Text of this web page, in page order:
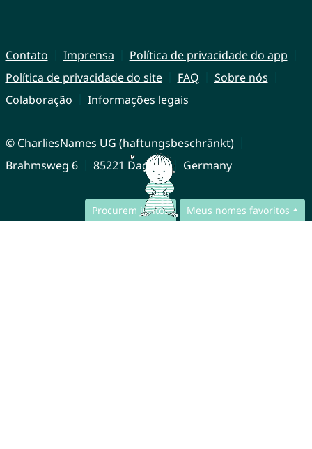
Procurem juntos Meus nomes favoritos
Contato Imprensa
Política de privacidade do app
Política de privacidade do site
FAQ
Sobre nós
Colaboração
Informações legais
© CharliesNames UG (haftungsbeschränkt)
Brahmsweg 6
85221 Dachau Germany